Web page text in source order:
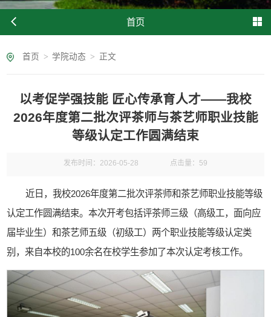
首页
首页 > 学院动态 > 正文
以考促学强技能 匠心传承育人才——我校
2026年度第二批次评茶师与茶艺师职业技能
等级认定工作圆满结束
发布时间：2026-05-28 点击量： 59
近日，我校2026年度第二批次评茶师和茶艺师职业技能等级
认定工作圆满结束。本次开考包括评茶师三级（高级工，面向应
届毕业生）和茶艺师五级（初级工）两个职业技能等级认定类
别，来自本校的100余名在校学生参加了本次认定考核工作。